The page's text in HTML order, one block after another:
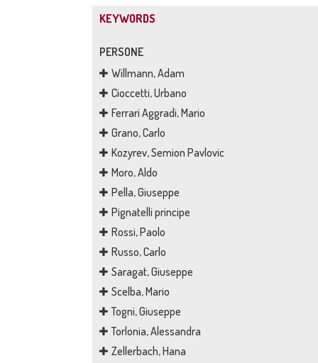
KEYWORDS
PERSONE
Willmann, Adam
Cioccetti, Urbano
Ferrari Aggradi, Mario
Grano, Carlo
Kozyrev, Semion Pavlovic
Moro, Aldo
Pella, Giuseppe
Pignatelli principe
Rossi, Paolo
Russo, Carlo
Saragat, Giuseppe
Scelba, Mario
Togni, Giuseppe
Torlonia, Alessandra
Zellerbach, Hana